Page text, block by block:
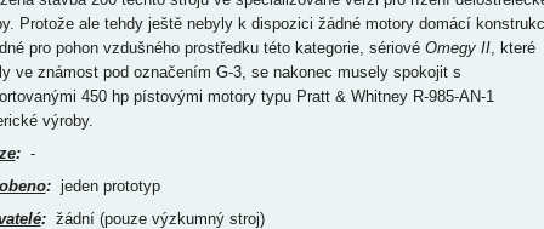
Protože ale tehdy ještě nebyly k dispozici žádné motory domácí
pro pohon vzdušného prostředku této kategorie, sériové Omegy II, které
ve známost pod označením G-3, se nakonec musely spokojit s
450 hp pístovými motory typu Pratt & Whitney R-985-AN-1
výroby.
:-
:jeden prototyp
:žádní (pouze výzkumný stroj)